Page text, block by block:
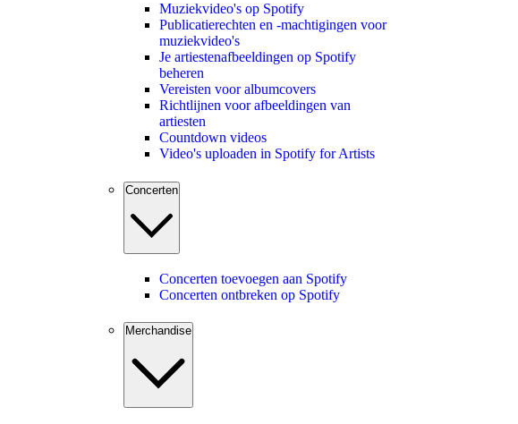
Muziekvideo's op Spotify
Publicatierechten en -machtigingen voor
muziekvideo's
Je artiestenafbeeldingen op Spotify
beheren
Vereisten voor albumcovers
Richtlijnen voor afbeeldingen van
artiesten
Countdown videos
Video's uploaden in Spotify for Artists
Concerten
Concerten toevoegen aan Spotify
Concerten ontbreken op Spotify
Merchandise